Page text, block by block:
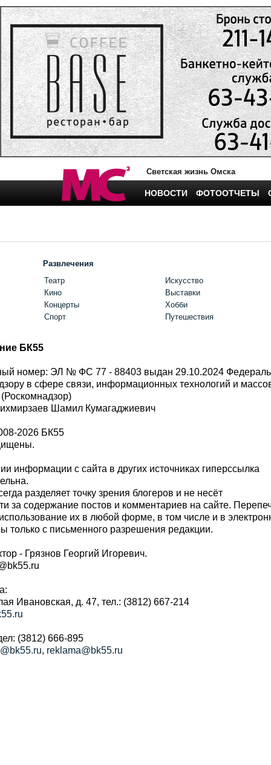
Светская жизнь Омска
НОВОСТИ ФОТООТЧЕТЫ
Развлечения
Театр
Кино
Концерты
Спорт
Искусство
Выставки
Хобби
Путешествия
БК55
номер: ЭЛ № ФС 77 - 88403 выдан 29.10.2024
в сфере связи, информационных технологий и
Шамил Кумагаджиевич
2026 БК55
информации с сайта в других источниках гиперссылка
разделяет точку зрения блогеров и не несёт
за содержание постов и комментариев на сайте.
их в любой форме, в том числе и в
с письменного разрешения редакции.
- Грязнов Георгий Игоревич.
Ивановская, д. 47, тел.: (3812) 667-214
(3812) 666-895
, reklama@bk55.ru